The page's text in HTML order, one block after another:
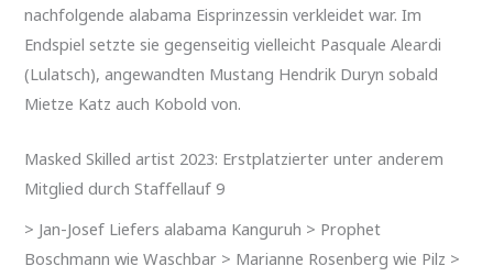
nachfolgende alabama Eisprinzessin verkleidet war. Im
Endspiel setzte sie gegenseitig vielleicht Pasquale Aleardi
(Lulatsch), angewandten Mustang Hendrik Duryn sobald
Mietze Katz auch Kobold von.
Masked Skilled artist 2023: Erstplatzierter unter anderem
Mitglied durch Staffellauf 9
> Jan-Josef Liefers alabama Kanguruh > Prophet
Boschmann wie Waschbar > Marianne Rosenberg wie Pilz >